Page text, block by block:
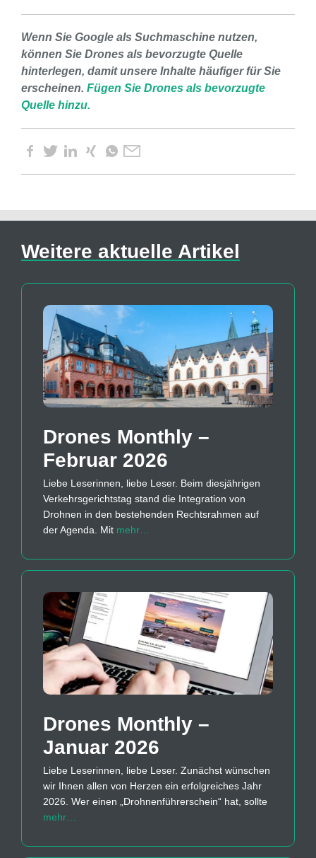
Wenn Sie Google als Suchmaschine nutzen,
können Sie Drones als bevorzugte Quelle
hinterlegen, damit unsere Inhalte häufiger für Sie
erscheinen. Fügen Sie Drones als bevorzugte
Quelle hinzu.
Weitere aktuelle Artikel
Drones Monthly –
Februar 2026
Liebe Leserinnen, liebe Leser. Beim diesjährigen
Verkehrsgerichtstag stand die Integration von
Drohnen in den bestehenden Rechtsrahmen auf
der Agenda. Mit mehr…
Drones Monthly –
Januar 2026
Liebe Leserinnen, liebe Leser. Zunächst wünschen
wir Ihnen allen von Herzen ein erfolgreiches Jahr
2026. Wer einen „Drohnenführerschein“ hat, sollte
mehr…